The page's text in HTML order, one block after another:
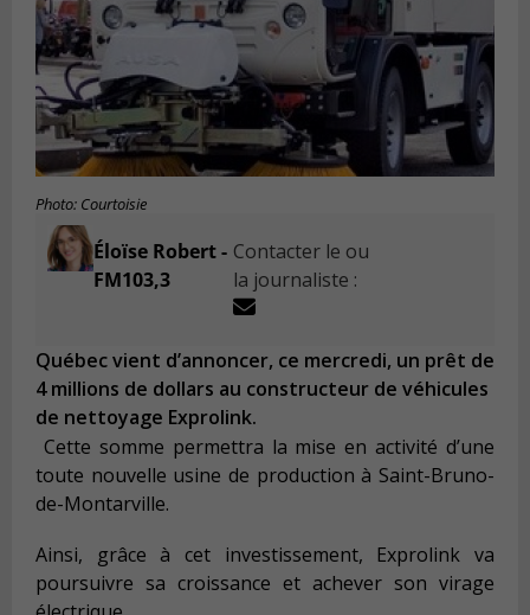
Photo: Courtoisie
Éloïse Robert -
FM103,3
Contacter le ou
la journaliste :
Québec vient d’annoncer, ce mercredi, un prêt de
4 millions de dollars au constructeur de véhicules
de nettoyage Exprolink.
Cette somme permettra la mise en activité d’une
toute nouvelle usine de production à Saint-Bruno-
de-Montarville.
Ainsi, grâce à cet investissement, Exprolink va
poursuivre sa croissance et achever son virage